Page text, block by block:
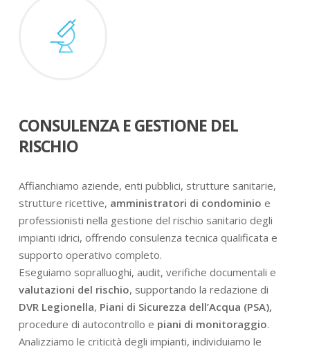
CONSULENZA E GESTIONE DEL
RISCHIO
Affianchiamo aziende, enti pubblici, strutture sanitarie,
strutture ricettive, amministratori di condominio e
professionisti nella gestione del rischio sanitario degli
impianti idrici, offrendo consulenza tecnica qualificata e
supporto operativo completo.
Eseguiamo sopralluoghi, audit, verifiche documentali e
valutazioni del rischio, supportando la redazione di
DVR Legionella, Piani di Sicurezza dell’Acqua (PSA),
procedure di autocontrollo e piani di monitoraggio.
Analizziamo le criticità degli impianti, individuiamo le